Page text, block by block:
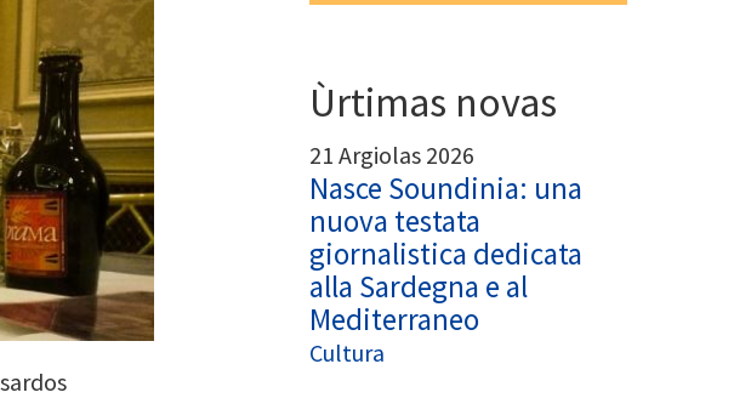
Ùrtimas novas
21 Argiolas 2026
Nasce Soundinia: una
nuova testata
giornalistica dedicata
alla Sardegna e al
Mediterraneo
Cultura